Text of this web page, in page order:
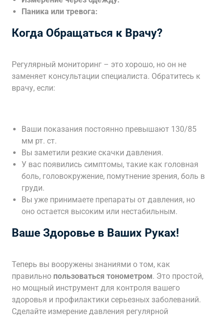
Паника или тревога:
Когда Обращаться к Врачу?
Регулярный мониторинг – это хорошо, но он не
заменяет консультации специалиста. Обратитесь к
врачу, если:
Ваши показания постоянно превышают 130/85
мм рт. ст.
Вы заметили резкие скачки давления.
У вас появились симптомы, такие как головная
боль, головокружение, помутнение зрения, боль в
груди.
Вы уже принимаете препараты от давления, но
оно остается высоким или нестабильным.
Ваше Здоровье в Ваших Руках!
Теперь вы вооружены знаниями о том, как
правильно пользоваться тонометром. Это простой,
но мощный инструмент для контроля вашего
здоровья и профилактики серьезных заболеваний.
Сделайте измерение давления регулярной